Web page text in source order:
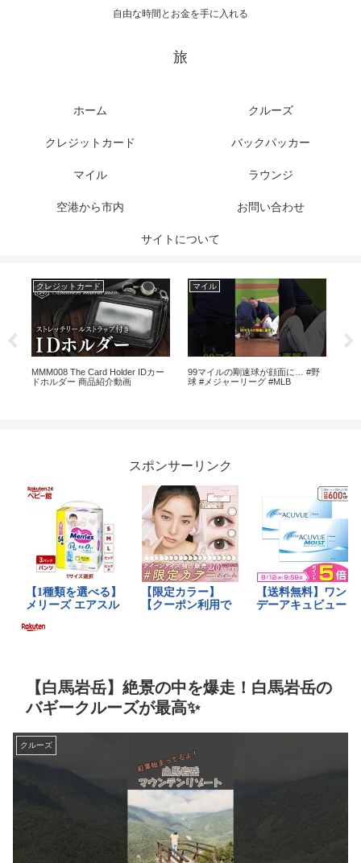
自由な時間とお金を手に入れる
旅
ホーム クルーズ
クレジットカード バックパッカー
マイル ラウンジ
空港から市内 お問い合わせ
サイトについて
クレジットカード
MMM008 The Card Holder IDカー
ドホルダー 商品紹介動画
マイル
99マイルの剛速球が顔面に… #野
球 #メジャーリーグ #MLB
スポンサーリンク
【白馬岩岳】絶景の中を爆走！白馬岩岳の
バギークルーズが最高✨
クルーズ